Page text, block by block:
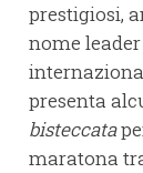
prestigiosi,
nome
presenta
bisteccata
maratona